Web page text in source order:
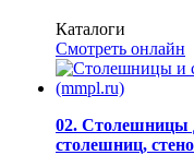
Каталоги
Смотреть онлайн
02. Столешницы
столешниц,